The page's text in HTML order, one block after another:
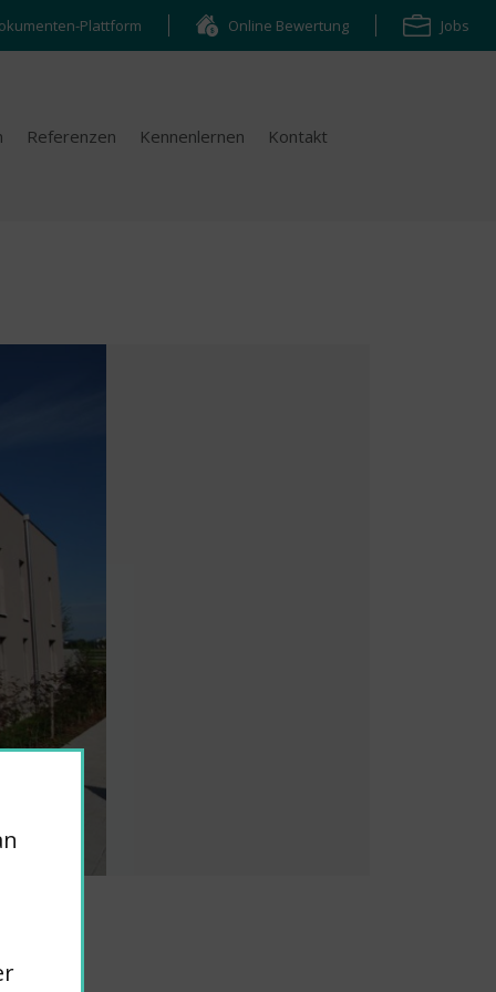
Plattform Online Bewertung Jobs
Referenzen Kennenlernen Kontakt